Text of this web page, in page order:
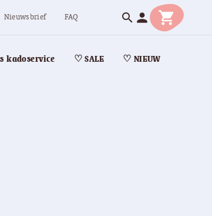
Nieuwsbrief FAQ search person shopping_cart
kadoservice ♡ SALE ♡ NIEUW